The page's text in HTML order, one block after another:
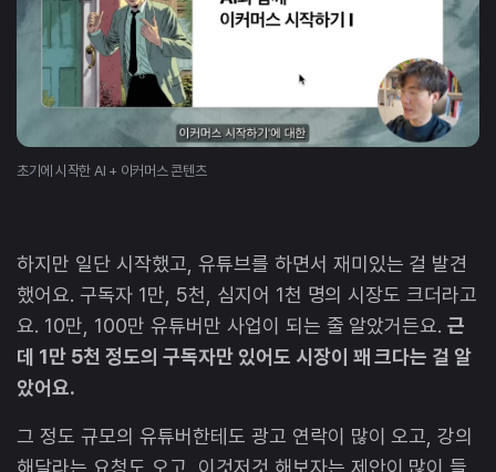
초기에 시작한 AI + 이커머스 콘텐츠
하지만 일단 시작했고, 유튜브를 하면서 재미있는 걸 발견
했어요. 구독자 1만, 5천, 심지어 1천 명의 시장도 크더라고
요. 10만, 100만 유튜버만 사업이 되는 줄 알았거든요.근
데 1만 5천 정도의 구독자만 있어도 시장이 꽤 크다는 걸 알
았어요.
그 정도 규모의 유튜버한테도 광고 연락이 많이 오고, 강의